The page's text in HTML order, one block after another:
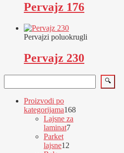
Pervajz 176
Pervajzi poluokrugli
Pervajz 230
🔍
Proizvodi po
kategorijama168168
Lajsne za
laminat77
Parket
lajsne12